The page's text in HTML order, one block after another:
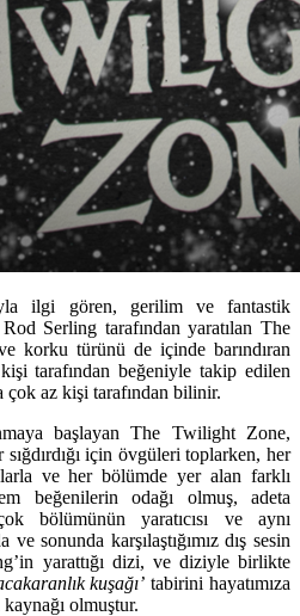
ilgi gören, gerilim ve fantastik
Serling tarafından yaratılan The
korku türünü de içinde barındıran
tarafından beğeniyle takip edilen
çok az kişi tarafından bilinir.
başlayanThe Twilight Zone,
için övgüleri toplarken, her
ve her bölümde yer alan farklı
beğenilerin odağı olmuş, adeta
bölümünün yaratıcısı ve aynı
sonunda karşılaştığımız dış sesin
yarattığı dizi, ve diziyle birlikte
kuşağı’ tabirini hayatımıza
olmuştur.